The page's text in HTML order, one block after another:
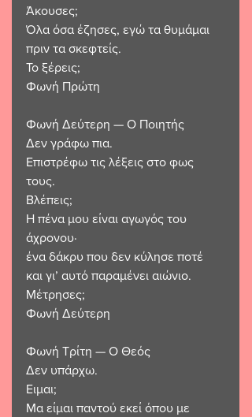
Άκουσες;
Όλα όσα έζησες, εγώ τα θυμάμαι
πριν τα σκεφτείς.
Το ξέρεις;
Φωνή Πρώτη
Φωνή Δεύτερη — Ο Ποιητής
Δεν γράφω πια.
Επιστρέφω τις λέξεις στο φως
τους.
Βλέπεις;
Η πένα μου είναι αγωγός του
άχρονου·
ένα δάκρυ που δεν κύλησε ποτέ
και γι’ αυτό παραμένει αιώνιο.
Μέτρησες;
Φωνή Δεύτερη
Φωνή Τρίτη — Ο Θεός
Δεν υπάρχω.
Ειμαι;
Μα είμαι παντού εκεί όπου με